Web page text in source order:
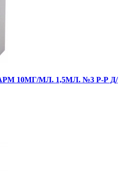
10МГ/МЛ. 1,5МЛ. №3 Р-Р Д/